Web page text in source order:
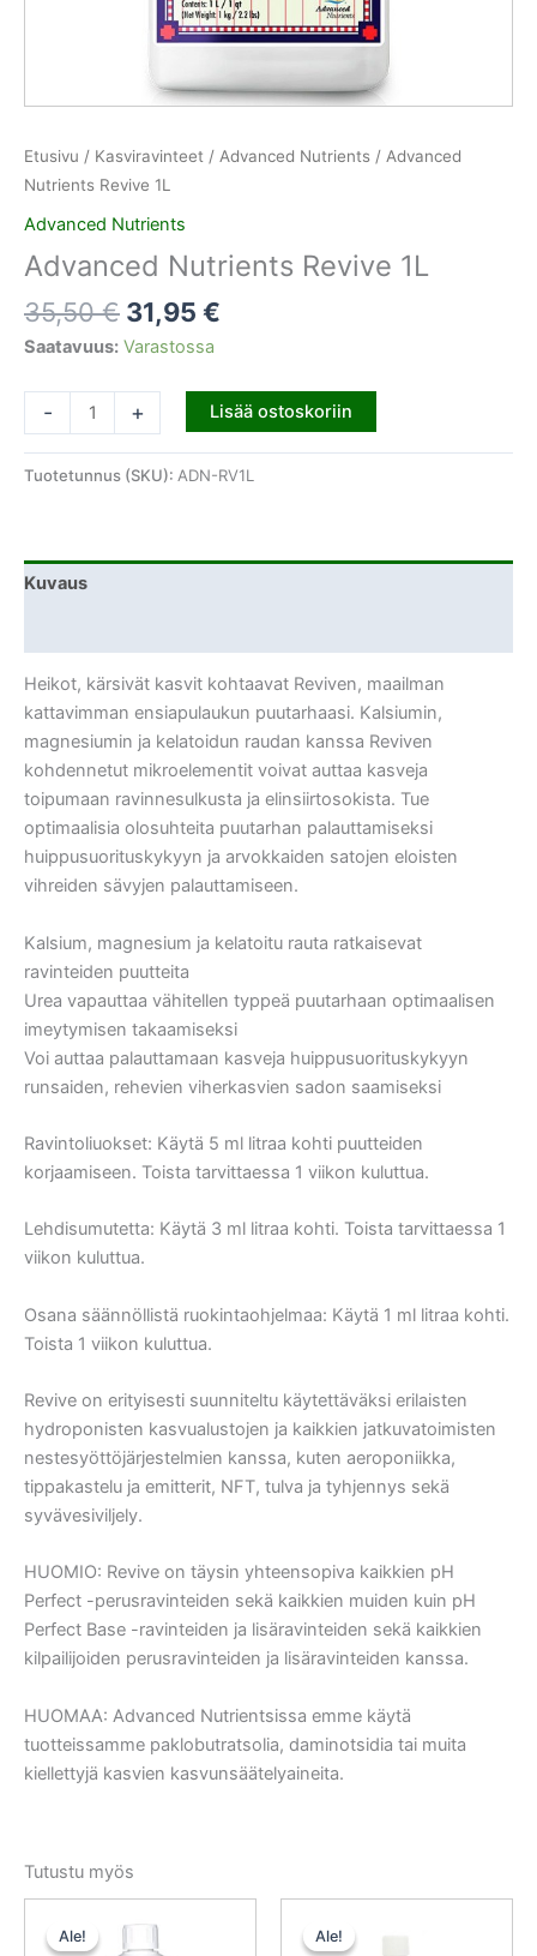
Etusivu / Kasviravinteet / Advanced Nutrients / Advanced
Nutrients Revive 1L
Advanced Nutrients
Advanced Nutrients Revive 1L
35,50€ 31,95 €
Saatavuus: Varastossa
- + Lisää ostoskoriin
Tuotetunnus (SKU): ADN-RV1L
Kuvaus
Heikot, kärsivät kasvit kohtaavat Reviven, maailman
kattavimman ensiapulaukun puutarhaasi. Kalsiumin,
magnesiumin ja kelatoidun raudan kanssa Reviven
kohdennetut mikroelementit voivat auttaa kasveja
toipumaan ravinnesulkusta ja elinsiirtosokista. Tue
optimaalisia olosuhteita puutarhan palauttamiseksi
huippusuorituskykyyn ja arvokkaiden satojen eloisten
vihreiden sävyjen palauttamiseen.
Kalsium, magnesium ja kelatoitu rauta ratkaisevat
ravinteiden puutteita
Urea vapauttaa vähitellen typpeä puutarhaan optimaalisen
imeytymisen takaamiseksi
Voi auttaa palauttamaan kasveja huippusuorituskykyyn
runsaiden, rehevien viherkasvien sadon saamiseksi
Ravintoliuokset: Käytä 5 ml litraa kohti puutteiden
korjaamiseen. Toista tarvittaessa 1 viikon kuluttua.
Lehdisumutetta: Käytä 3 ml litraa kohti. Toista tarvittaessa 1
viikon kuluttua.
Osana säännöllistä ruokintaohjelmaa: Käytä 1 ml litraa kohti.
Toista 1 viikon kuluttua.
Revive on erityisesti suunniteltu käytettäväksi erilaisten
hydroponisten kasvualustojen ja kaikkien jatkuvatoimisten
nestesyöttöjärjestelmien kanssa, kuten aeroponiikka,
tippakastelu ja emitterit, NFT, tulva ja tyhjennys sekä
syvävesiviljely.
HUOMIO: Revive on täysin yhteensopiva kaikkien pH
Perfect -perusravinteiden sekä kaikkien muiden kuin pH
Perfect Base -ravinteiden ja lisäravinteiden sekä kaikkien
kilpailijoiden perusravinteiden ja lisäravinteiden kanssa.
HUOMAA: Advanced Nutrientsissa emme käytä
tuotteissamme paklobutratsolia, daminotsidia tai muita
kiellettyjä kasvien kasvunsäätelyaineita.
Tutustu myös
Ale!
Ale!
hinta
oli:
Ale!
Ale!
oli: